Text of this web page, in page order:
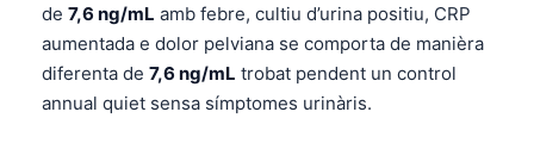
de 7,6 ng/mL amb febre, cultiu d’urina positiu, CRP
aumentada e dolor pelviana se comporta de manièra
diferenta de 7,6 ng/mL trobat pendent un control
annual quiet sensa símptomes urinàris.